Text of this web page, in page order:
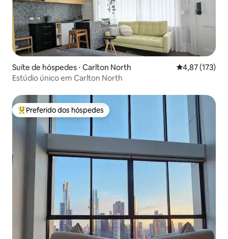
Suíte de hóspedes ⋅ Carlton North 4,87 de uma
4,87 (173)
Estúdio único em Carlton North
Entre os melhores preferidos dos hóspedes
Preferido dos hóspedes